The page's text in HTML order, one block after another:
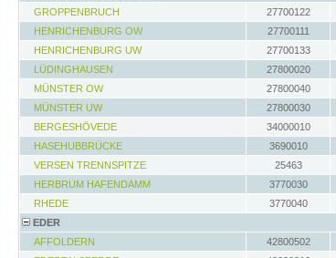
GROPPENBRUCH
27700122
HENRICHENBURG OW
27700111
HENRICHENBURG UW
27700133
LÜDINGHAUSEN
27800020
MÜNSTER OW
27800040
MÜNSTER UW
27800030
BERGESHÖVEDE
34000010
HASEHUBBRÜCKE
3690010
VERSEN TRENNSPITZE
25463
HERBRUM HAFENDAMM
3770030
RHEDE
3770040
EDER
AFFOLDERN
42800502